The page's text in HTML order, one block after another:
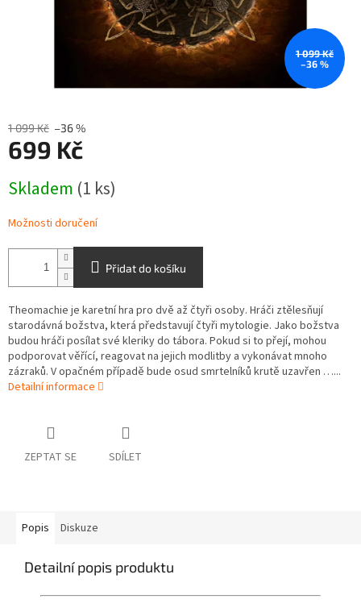
1 099 Kč
–36 %
1 099 Kč –36 %
699 Kč
cena:
Skladem (1 ks)
Možnosti doručení
Přidat do košíku
Theomachie je karetní hra pro dvě až čtyři osoby. Hráči ztělesňují
starodávná božstva, která představují čtyři mytologie. Jako božstva
budou hráči posílat své kleriky do tábora. Pokud si to přejí, mohou
podporovat věřící, reagovat na jejich modlitby a vykonávat mnoho
zázraků. V opačném případě bude osud smrtelníků krutě uzavřen …...
Detailní informace
ZEPTAT SE SDÍLET
Popis Diskuze
Detailní popis produktu